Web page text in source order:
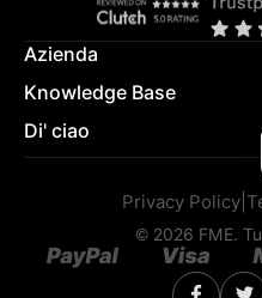
Azienda
Knowledge Base
Di' ciao
Privacy Policy
© 2026 FME.